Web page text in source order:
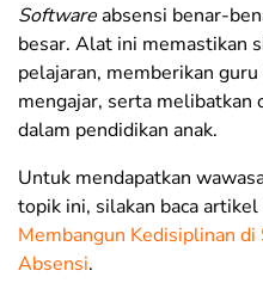
Softwareabsensi benar-
besar. Alat ini memastikan
pelajaran, memberikan
mengajar, serta melibatkan
dalam pendidikan anak.
Untuk mendapatkan
topik ini, silakan baca
Membangun Kedisiplinan
Absensi.